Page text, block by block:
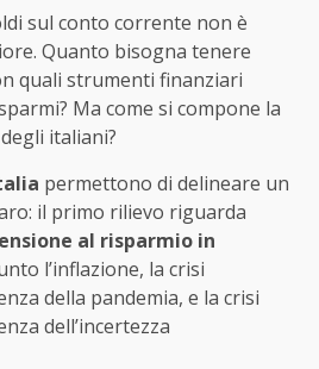
sul conto corrente non è
Quanto bisogna tenere
quali strumenti finanziari
Ma come si compone la
italiani?
permettono di delineare un
il primo rilievo riguarda
al risparmio in
l’inflazione, la crisi
della pandemia, e la crisi
dell’incertezza